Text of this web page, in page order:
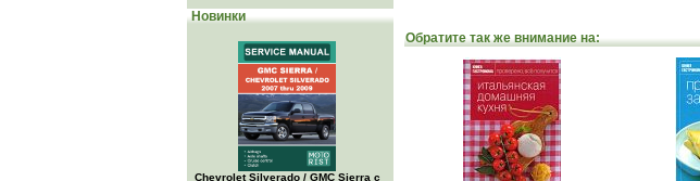
Новинки
Chevrolet Silverado / GMC Sierra с
Обратите так же внимание на: